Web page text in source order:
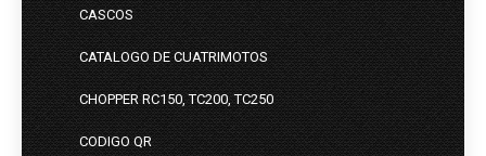
CASCOS
CATALOGO DE CUATRIMOTOS
CHOPPER RC150, TC200, TC250
CODIGO QR